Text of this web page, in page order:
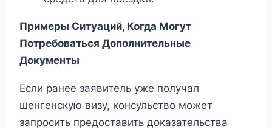
Примеры Ситуаций, Когда Могут
Потребоваться Дополнительные
Документы
Если ранее заявитель уже получал
шенгенскую визу, консульство может
запросить предоставить доказательства